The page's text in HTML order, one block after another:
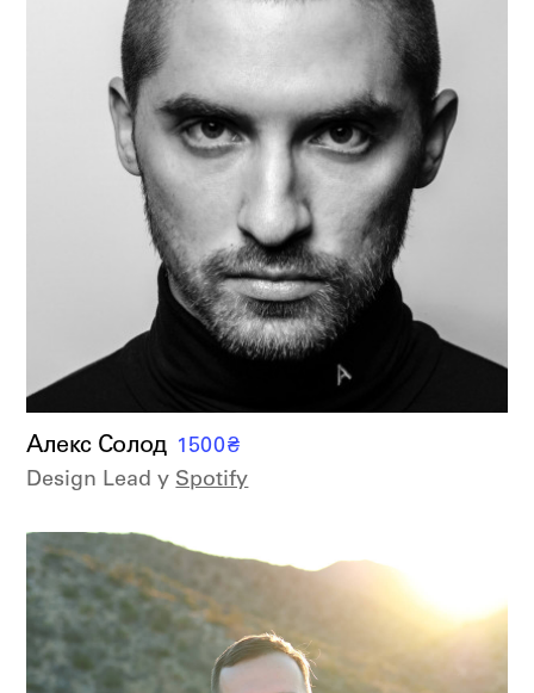
Алекс Солод 1500₴
Design Lead у Spotify